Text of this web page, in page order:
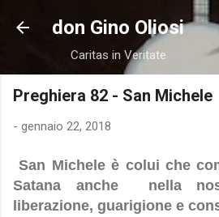
Passa ai contenuti
don Gino Oliosi
Caritas in Veritate
Preghiera 82 - San Michele
- gennaio 22, 2018
San Michele è colui che
Satana anche nella
liberazione, guarigione e